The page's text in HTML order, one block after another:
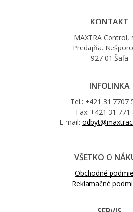
KONTAKT
MAXTRA Control,
Predajňa:
927 01 Šaľa
INFOLINKA
Tel.: +421 31 7707
Fax: +421 31 771
E-mail:
VŠETKO O
Obchodné
Reklamačné